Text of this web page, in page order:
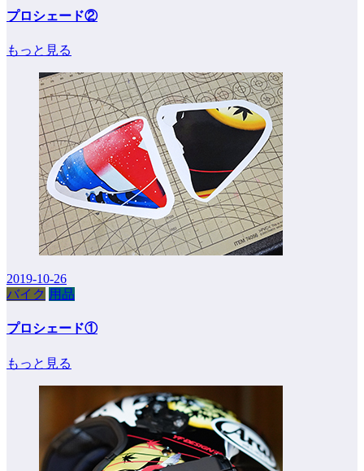
プロシェード②
もっと見る
2019-10-26
バイク 用品
プロシェード①
もっと見る